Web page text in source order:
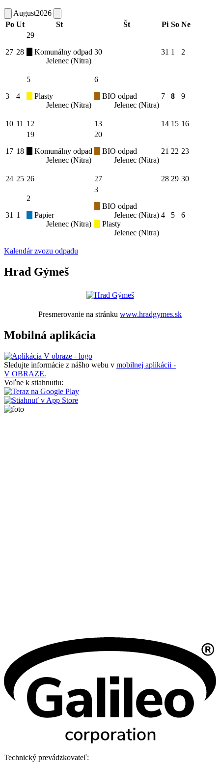
August2026
Po Ut St Št Pi So Ne
27 28
29
Komunálny odpad
Jelenec (Nitra)
30 31 1 2
3 4
5
Plasty
Jelenec (Nitra)
6
BIO odpad
Jelenec (Nitra)
7 8 9
10 11 12 13 14 15 16
17 18
19
Komunálny odpad
Jelenec (Nitra)
20
BIO odpad
Jelenec (Nitra)
21 22 23
24 25 26 27 28 29 30
31 1
2
Papier
Jelenec (Nitra)
3
BIO odpad
Jelenec (Nitra)
Plasty
Jelenec (Nitra)
4 5 6
Kalendár zvozu odpadu
Hrad Gýmeš
Presmerovanie na stránku www.hradgymes.sk
Mobilná aplikácia
Sledujte informácie z nášho webu v mobilnej aplikácii -
V OBRAZE.
Voľne k stiahnutiu:
Technický prevádzkovateľ: